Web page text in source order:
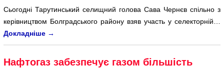
Сьогодні Тарутинський селищний голова Сава Чернєв спільно з
керівництвом Болградського району взяв участь у селекторній…
Докладніше →
Нафтогаз забезпечує газом більшість